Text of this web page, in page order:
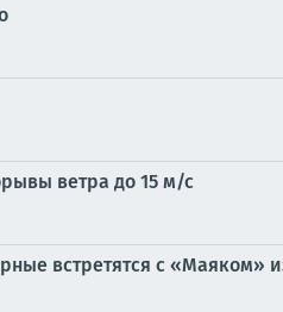
ветра до 15 м/с
встретятся с «Маяком»